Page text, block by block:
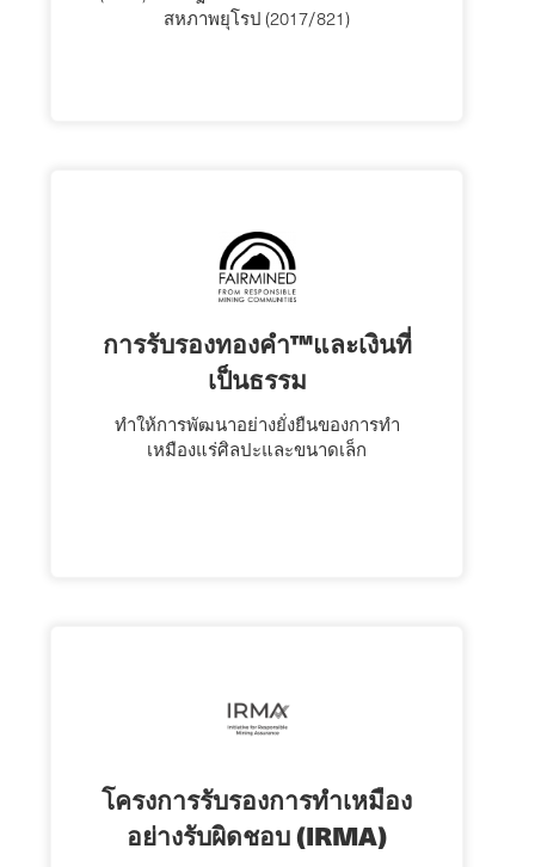
สหภาพยุโรป (2017/821)
การรับรองทองคํา™และเงินที่
เป็นธรรม
ทําให้การพัฒนาอย่างยั่งยืนของการทํา
เหมืองแร่ศิลปะและขนาดเล็ก
โครงการรับรองการทำเหมือง
อย่างรับผิดชอบ (IRMA)